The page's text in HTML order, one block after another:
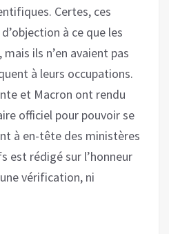
Certes, ces
à ce que les
ils n’en avaient pas
à leurs occupations.
et Macron ont rendu
officiel pour pouvoir se
à en-tête des ministères
est rédigé sur l’honneur
vérification, ni